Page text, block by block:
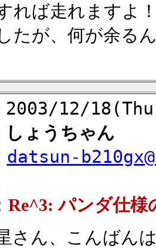
れば走れますよ
たが、何が余る
2003/12/
しょうちゃん
datsun-
Re^3: パンダ仕様
さん、こんばん